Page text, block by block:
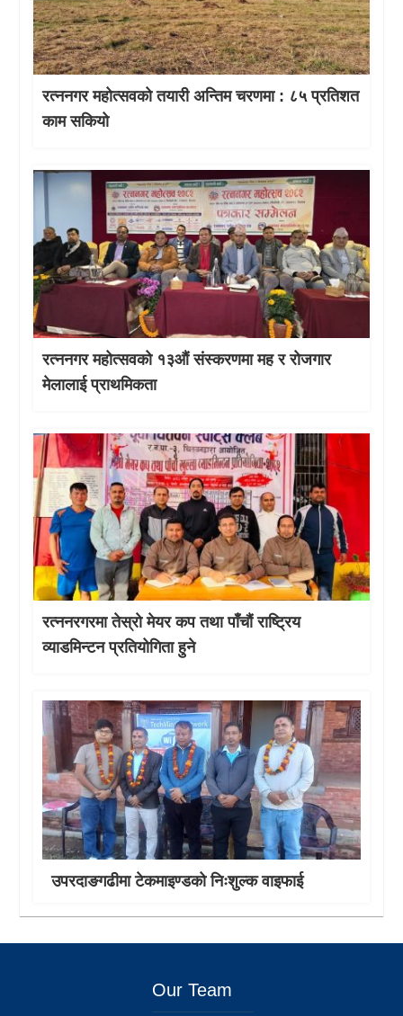
रत्ननगर महोत्सवको तयारी अन्तिम चरणमा : ८५ प्रतिशत
काम सकियो
रत्ननगर महोत्सवको १३औं संस्करणमा मह र रोजगार
मेलालाई प्राथमिकता
रत्ननरगरमा तेस्राे मेयर कप तथा पाँचौं राष्ट्रिय
व्याडमिन्टन प्रतियोगिता हुने
उपरदाङगढीमा टेकमाइण्डको निःशुल्क वाइफाई
Our Team